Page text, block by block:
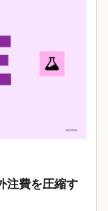
注費を圧縮す